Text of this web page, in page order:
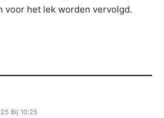
voor het lek worden vervolgd.
Bij 10:25